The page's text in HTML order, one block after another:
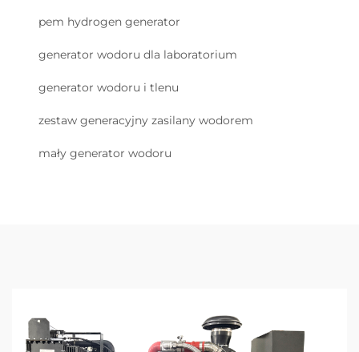
pem hydrogen generator
generator wodoru dla laboratorium
generator wodoru i tlenu
zestaw generacyjny zasilany wodorem
mały generator wodoru